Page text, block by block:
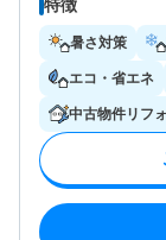
特徴
暑さ対策
エコ・省エネ
中古物件リフ